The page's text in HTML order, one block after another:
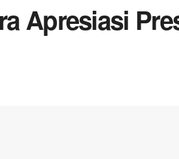
Apresiasi